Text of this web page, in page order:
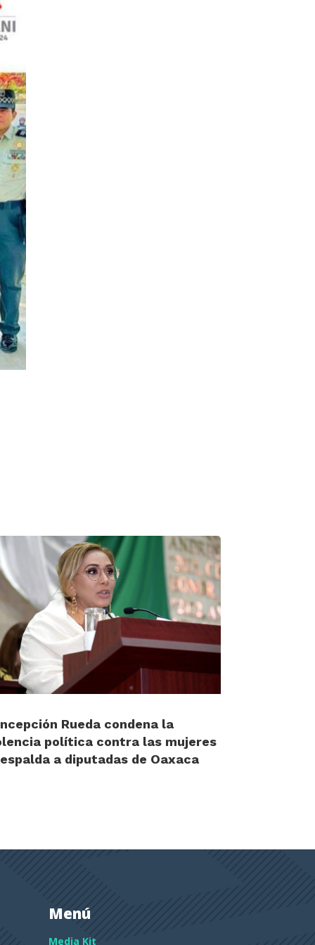
Rueda condena la
política contra las mujeres
a diputadas de Oaxaca
Menú
Media Kit